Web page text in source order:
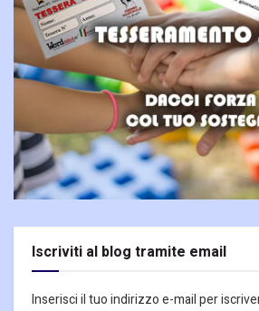
Iscriviti al blog tramite email
Inserisci il tuo indirizzo e-mail per